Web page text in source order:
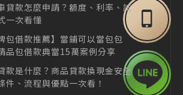
貸款怎麼申請？額度、利率、試
一次看懂
包借款推薦】當鋪可以當包包
品包借款典當15萬案例分享
款是什麼？商品貸款換現金安全
件、流程與優點一次看！